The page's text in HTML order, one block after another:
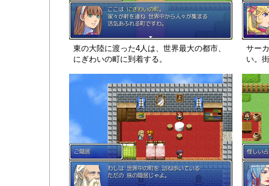
東の大陸に渡った4人は、世界最大の都市、
にぎわいの町に到着する。
サー
い。